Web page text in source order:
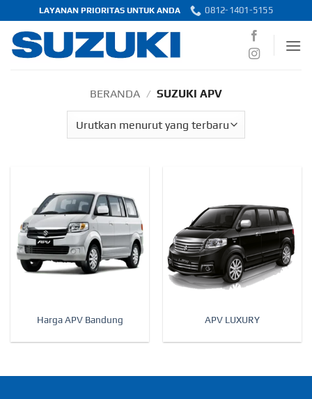
to
content
LAYANAN PRIORITAS UNTUK ANDA 0812-1401-5155
BERANDA / SUZUKI APV
Harga APV Bandung APV LUXURY